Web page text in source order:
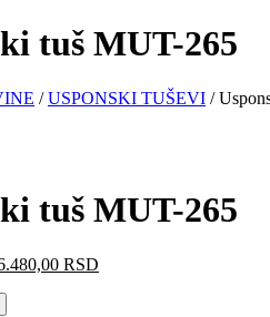
tuš MUT-265
/USPONSKI TUŠEVI /
tuš MUT-265
RSD